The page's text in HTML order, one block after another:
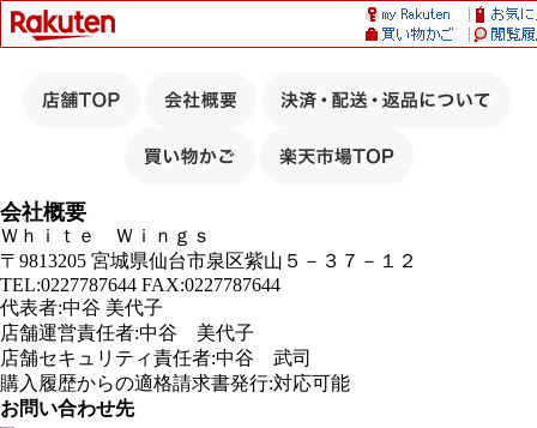
会社概要
Ｗｈｉｔｅ Ｗｉｎｇｓ
〒9813205 宮城県仙台市泉区紫山５－３７－１２
TEL:0227787644 FAX:0227787644
代表者:中谷 美代子
店舗運営責任者:中谷 美代子
店舗セキュリティ責任者:中谷 武司
購入履歴からの適格請求書発行:対応可能
お問い合わせ先